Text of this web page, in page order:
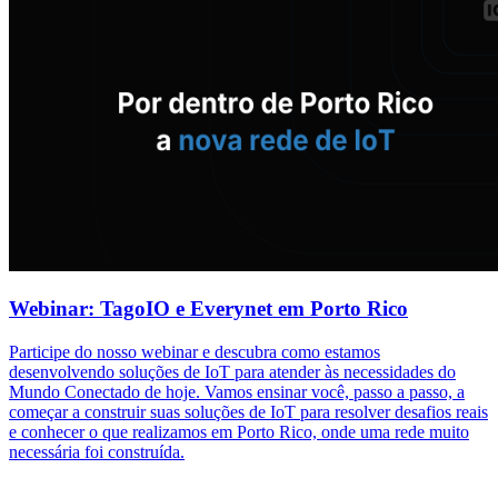
Webinar: TagoIO e Everynet em Porto Rico
Participe do nosso webinar e descubra como estamos
desenvolvendo soluções de IoT para atender às necessidades do
Mundo Conectado de hoje. Vamos ensinar você, passo a passo, a
começar a construir suas soluções de IoT para resolver desafios reais
e conhecer o que realizamos em Porto Rico, onde uma rede muito
necessária foi construída.